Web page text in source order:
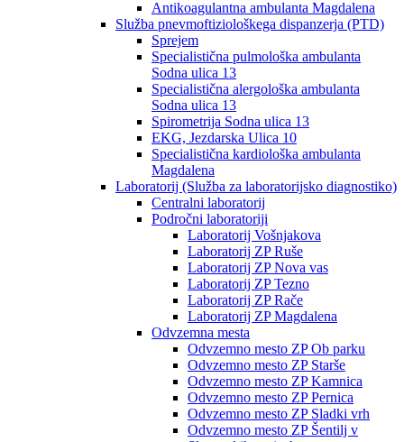
Antikoagulantna ambulanta Magdalena
Služba pnevmoftiziološkega dispanzerja (PTD)
Sprejem
Specialistična pulmološka ambulanta
Sodna ulica 13
Specialistična alergološka ambulanta
Sodna ulica 13
Spirometrija Sodna ulica 13
EKG, Jezdarska Ulica 10
Specialistična kardiološka ambulanta
Magdalena
Laboratorij (Služba za laboratorijsko diagnostiko)
Centralni laboratorij
Področni laboratoriji
Laboratorij Vošnjakova
Laboratorij ZP Ruše
Laboratorij ZP Nova vas
Laboratorij ZP Tezno
Laboratorij ZP Rače
Laboratorij ZP Magdalena
Odvzemna mesta
Odvzemno mesto ZP Ob parku
Odvzemno mesto ZP Starše
Odvzemno mesto ZP Kamnica
Odvzemno mesto ZP Pernica
Odvzemno mesto ZP Sladki vrh
Odvzemno mesto ZP Šentilj v